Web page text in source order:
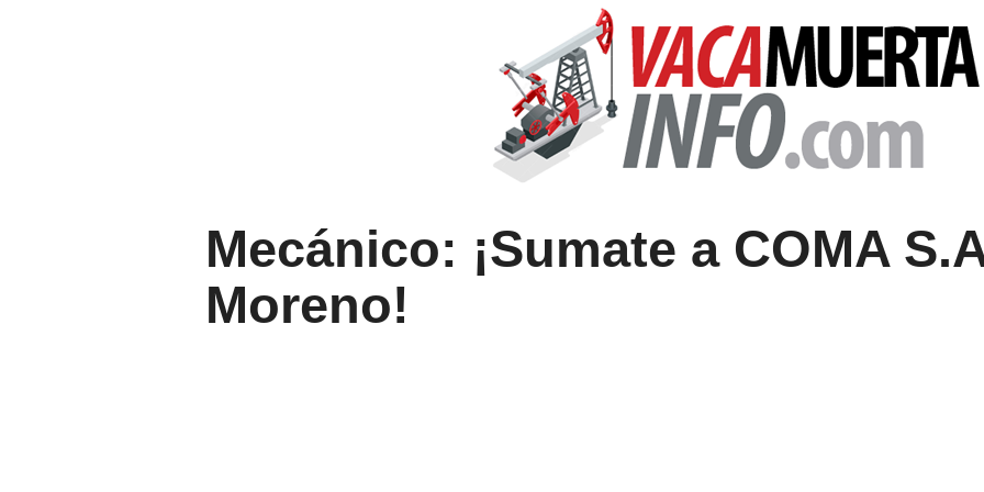
Mecánico: ¡Sumate a COMA
Moreno!